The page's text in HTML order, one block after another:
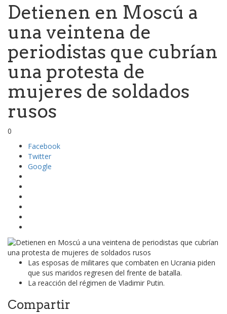
Detienen en Moscú a
una veintena de
periodistas que cubrían
una protesta de
mujeres de soldados
rusos
0
Facebook
Twitter
Google
Las esposas de militares que combaten en Ucrania piden
que sus maridos regresen del frente de batalla.
La reacción del régimen de Vladimir Putin.
Compartir